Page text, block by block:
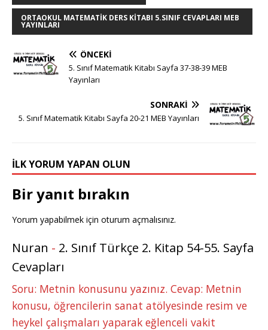
ORTAOKUL MATEMATIK DERS KITABI 5.SINIF CEVAPLARI MEB
YAYINLARI
ÖNCEKI
5. Sınıf Matematik Kitabı Sayfa 37-38-39 MEB
Yayınları
SONRAKI
5. Sınıf Matematik Kitabı Sayfa 20-21 MEB Yayınları
İLK YORUM YAPAN OLUN
Bir yanıt bırakın
Yorum yapabilmek için oturum açmalısınız.
Nuran - 2. Sınıf Türkçe 2. Kitap 54-55. Sayfa
Cevapları
Soru: Metnin konusunu yazınız. Cevap: Metnin
konusu, öğrencilerin sanat atölyesinde resim ve
heykel çalışmaları yaparak eğlenceli vakit